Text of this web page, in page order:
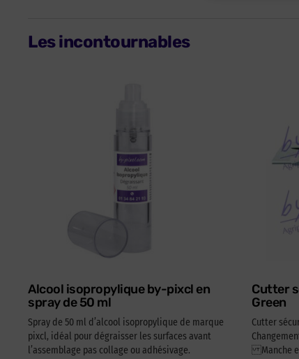
Les incontournables
Alcool isopropylique by-pixcl en
spray de 50 ml
Spray de 50 ml d’alcool isopropylique de marque
pixcl, idéal pour dégraisser les surfaces avant
l’assemblage pas collage ou adhésivage.
Cutter
Green
Cutter
Manche